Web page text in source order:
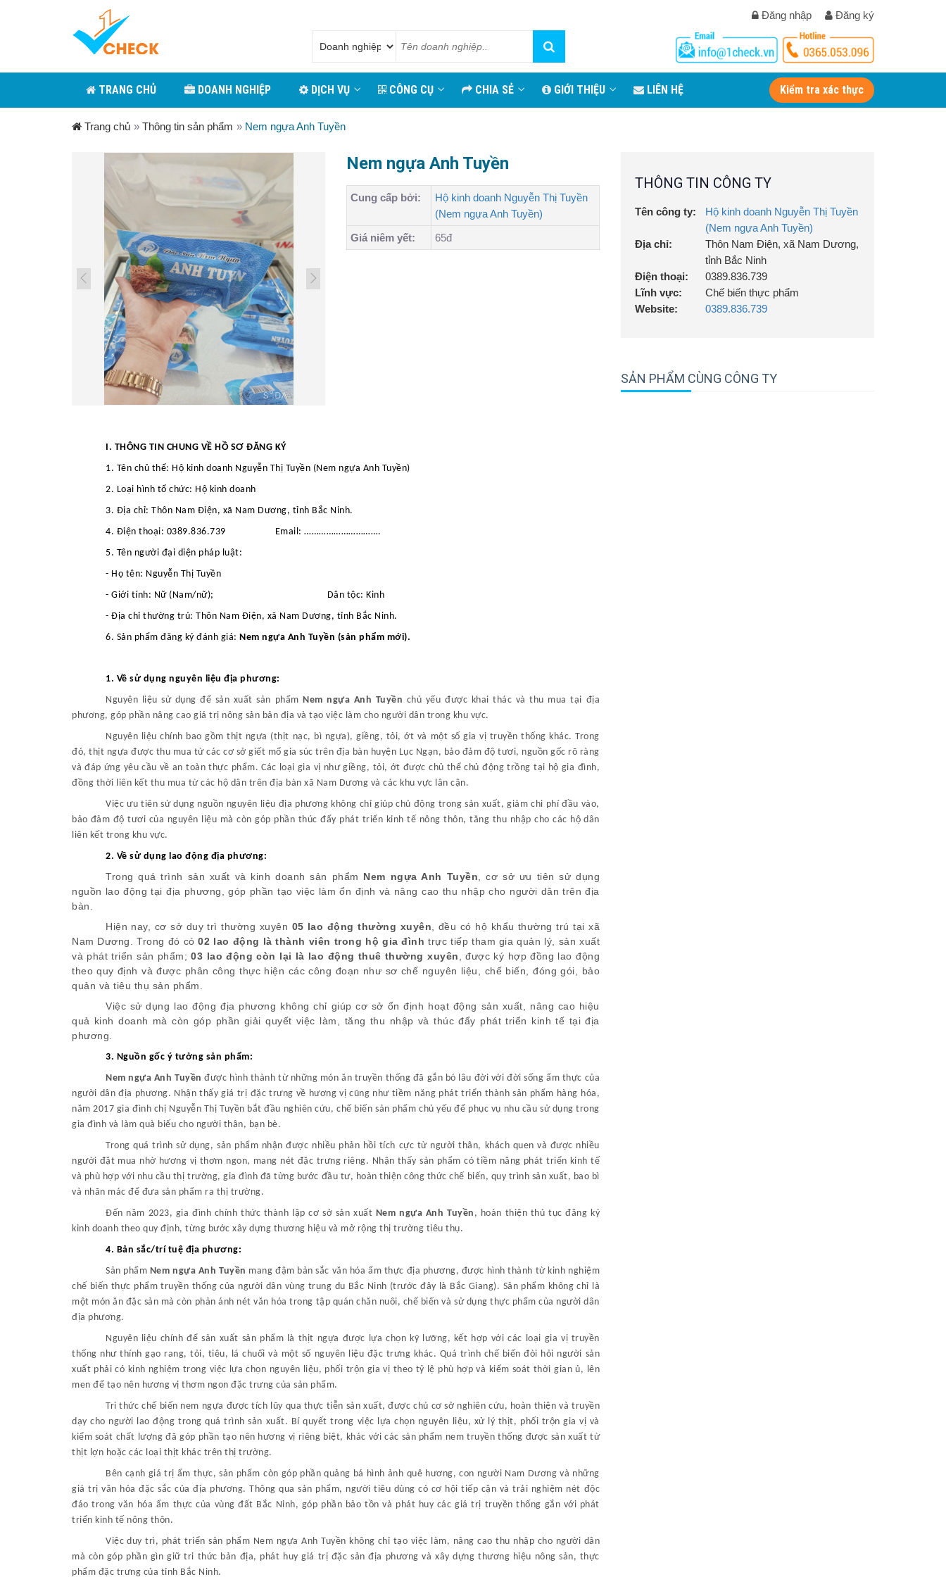
Đăng nhập Đăng ký
TRANG CHỦ DOANH NGHIỆP DỊCH VỤ CÔNG CỤ CHIA SẺ GIỚI THIỆU LIÊN HỆ Kiểm tra xác thực
Trang chủ » Thông tin sản phẩm » Nem ngựa Anh Tuyền
Nem ngựa Anh Tuyền
Cung cấp bởi:
Hộ kinh doanh Nguyễn Thị Tuyền
(Nem ngựa Anh Tuyền)
Giá niêm yết:
65đ
I. THÔNG TIN CHUNG VỀ HỒ SƠ ĐĂNG KÝ
1. Tên chủ thể: Hộ kinh doanh Nguyễn Thị Tuyền (Nem ngựa Anh Tuyền)
2. Loại hình tổ chức: Hộ kinh doanh
3. Địa chỉ: Thôn Nam Điện, xã Nam Dương, tỉnh Bắc Ninh.
4. Điện thoại: 0389.836.739 Email: ………………………….
5. Tên người đại diện pháp luật:
- Họ tên: Nguyễn Thị Tuyền
- Giới tính: Nữ (Nam/nữ); Dân tộc: Kinh
- Địa chỉ thường trú: Thôn Nam Điện, xã Nam Dương, tỉnh Bắc Ninh.
6. Sản phẩm đăng ký đánh giá: Nem ngựa Anh Tuyền (sản phẩm mới).
1. Về sử dụng nguyên liệu địa phương:
Nguyên liệu sử dụng để sản xuất sản phẩmNem ngựa Anh Tuyền chủ yếu được khai thác và thu mua tại địa
phương, góp phần nâng cao giá trị nông sản bản địa và tạo việc làm cho người dân trong khu vực.
Nguyên liệu chính bao gồm thịt ngựa (thịt nạc, bì ngựa), giềng, tỏi, ớt và một số gia vị truyền thống khác. Trong
đó, thịt ngựa được thu mua từ các cơ sở giết mổ gia súc trên địa bàn huyện Lục Ngạn, bảo đảm độ tươi, nguồn gốc rõ ràng
và đáp ứng yêu cầu về an toàn thực phẩm. Các loại gia vị như giềng, tỏi, ớt được chủ thể chủ động trồng tại hộ gia đình,
đồng thời liên kết thu mua từ các hộ dân trên địa bàn xã Nam Dương và các khu vực lân cận.
Việc ưu tiên sử dụng nguồn nguyên liệu địa phương không chỉ giúp chủ động trong sản xuất, giảm chi phí đầu vào,
bảo đảm độ tươi của nguyên liệu mà còn góp phần thúc đẩy phát triển kinh tế nông thôn, tăng thu nhập cho các hộ dân
liên kết trong khu vực.
2. Về sử dụng lao động địa phương:
Trong quá trình sản xuất và kinh doanh sản phẩm Nem ngựa Anh Tuyền , cơ sở ưu tiên sử dụng
nguồn lao động tại địa phương, góp phần tạo việc làm ổn định và nâng cao thu nhập cho người dân trên địa
bàn.
Hiện nay, cơ sở duy trì thường xuyên 05 lao động thường xuyên , đều có hộ khẩu thường trú tại xã
Nam Dương. Trong đó có02 lao động là thành viên trong hộ gia đình trực tiếp tham gia quản lý, sản xuất
và phát triển sản phẩm;03 lao động còn lại là lao động thuê thường xuyên , được ký hợp đồng lao động
theo quy định và được phân công thực hiện các công đoạn như sơ chế nguyên liệu, chế biến, đóng gói, bảo
quản và tiêu thụ sản phẩm.
Việc sử dụng lao động địa phương không chỉ giúp cơ sở ổn định hoạt động sản xuất, nâng cao hiệu
quả kinh doanh mà còn góp phần giải quyết việc làm, tăng thu nhập và thúc đẩy phát triển kinh tế tại địa
phương.
3. Nguồn gốc ý tưởng sản phẩm:
Nem ngựa Anh Tuyền được hình thành từ những món ăn truyền thống đã gắn bó lâu đời với đời sống ẩm thực của
người dân địa phương. Nhận thấy giá trị đặc trưng về hương vị cũng như tiềm năng phát triển thành sản phẩm hàng hóa,
năm 2017 gia đình chị Nguyễn Thị Tuyền bắt đầu nghiên cứu, chế biến sản phẩm chủ yếu để phục vụ nhu cầu sử dụng trong
gia đình và làm quà biếu cho người thân, bạn bè.
Trong quá trình sử dụng, sản phẩm nhận được nhiều phản hồi tích cực từ người thân, khách quen và được nhiều
người đặt mua nhờ hương vị thơm ngon, mang nét đặc trưng riêng. Nhận thấy sản phẩm có tiềm năng phát triển kinh tế
và phù hợp với nhu cầu thị trường, gia đình đã từng bước đầu tư, hoàn thiện công thức chế biến, quy trình sản xuất, bao bì
và nhãn mác để đưa sản phẩm ra thị trường.
Đến năm 2023, gia đình chính thức thành lập cơ sở sản xuất Nem ngựa Anh Tuyền , hoàn thiện thủ tục đăng ký
kinh doanh theo quy định, từng bước xây dựng thương hiệu và mở rộng thị trường tiêu thụ.
4. Bản sắc/trí tuệ địa phương:
Sản phẩm Nem ngựa Anh Tuyền mang đậm bản sắc văn hóa ẩm thực địa phương, được hình thành từ kinh nghiệm
chế biến thực phẩm truyền thống của người dân vùng trung du Bắc Ninh (trước đây là Bắc Giang). Sản phẩm không chỉ là
một món ăn đặc sản mà còn phản ánh nét văn hóa trong tập quán chăn nuôi, chế biến và sử dụng thực phẩm của người dân
địa phương.
Nguyên liệu chính để sản xuất sản phẩm là thịt ngựa được lựa chọn kỹ lưỡng, kết hợp với các loại gia vị truyền
thống như thính gạo rang, tỏi, tiêu, lá chuối và một số nguyên liệu đặc trưng khác. Quá trình chế biến đòi hỏi người sản
xuất phải có kinh nghiệm trong việc lựa chọn nguyên liệu, phối trộn gia vị theo tỷ lệ phù hợp và kiểm soát thời gian ủ, lên
men để tạo nên hương vị thơm ngon đặc trưng của sản phẩm.
Tri thức chế biến nem ngựa được tích lũy qua thực tiễn sản xuất, được chủ cơ sở nghiên cứu, hoàn thiện và truyền
dạy cho người lao động trong quá trình sản xuất. Bí quyết trong việc lựa chọn nguyên liệu, xử lý thịt, phối trộn gia vị và
kiểm soát chất lượng đã góp phần tạo nên hương vị riêng biệt, khác với các sản phẩm nem truyền thống được sản xuất từ
thịt lợn hoặc các loại thịt khác trên thị trường.
Bên cạnh giá trị ẩm thực, sản phẩm còn góp phần quảng bá hình ảnh quê hương, con người Nam Dương và những
giá trị văn hóa đặc sắc của địa phương. Thông qua sản phẩm, người tiêu dùng có cơ hội tiếp cận và trải nghiệm nét độc
đáo trong văn hóa ẩm thực của vùng đất Bắc Ninh, góp phần bảo tồn và phát huy các giá trị truyền thống gắn với phát
triển kinh tế nông thôn.
Việc duy trì, phát triển sản phẩm Nem ngựa Anh Tuyền không chỉ tạo việc làm, nâng cao thu nhập cho người dân
mà còn góp phần gìn giữ tri thức bản địa, phát huy giá trị đặc sản địa phương và xây dựng thương hiệu nông sản, thực
phẩm đặc trưng của tỉnh Bắc Ninh.
THÔNG TIN CÔNG TY
Tên công ty:
Hộ kinh doanh Nguyễn Thị Tuyền
(Nem ngựa Anh Tuyền)
Địa chỉ:
Thôn Nam Điện, xã Nam Dương,
tỉnh Bắc Ninh
Điện thoại:
0389.836.739
Lĩnh vực:
Chế biến thực phẩm
Website:
0389.836.739
SẢN PHẨM CÙNG CÔNG TY